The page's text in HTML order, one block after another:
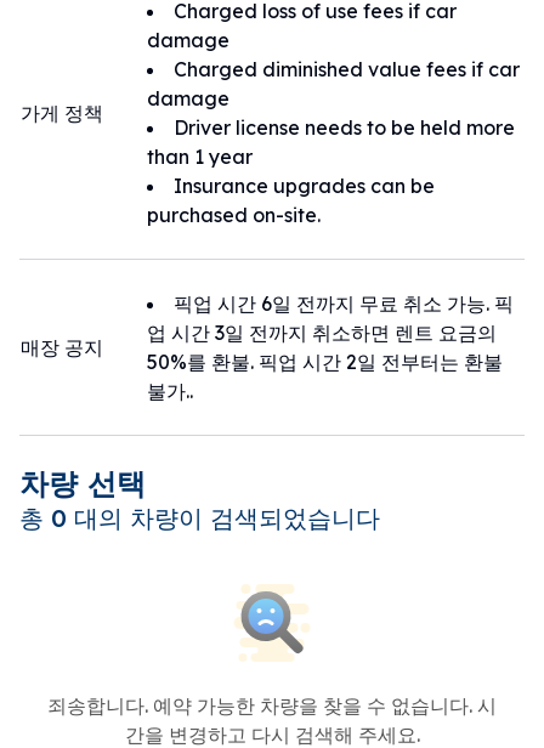
位于熊本机场附近，周围是阿苏熊本的大自然和温暖的人情
味，“晴朗租车熊本机场店”为观光、商务或返乡等多种需求
提供丰富的车辆选择，亲切热情的工作人员将为您提供舒适
愉快的驾车之旅。
가게 정책
Charged loss of use fees if car
damage
Charged diminished value fees if car
damage
Driver license needs to be held more
than 1 year
Insurance upgrades can be
purchased on-site.
매장 공지
픽업 시간 6일 전까지 무료 취소 가능. 픽
업 시간 3일 전까지 취소하면 렌트 요금의
50%를 환불. 픽업 시간 2일 전부터는 환불
불가..
차량 선택
총 0 대의 차량이 검색되었습니다
죄송합니다. 예약 가능한 차량을 찾을 수 없습니다. 시
간을 변경하고 다시 검색해 주세요.